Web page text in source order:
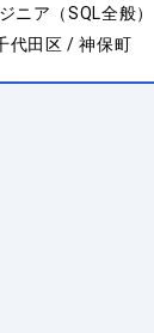
ニア（SQL全般）
代田区 / 神保町